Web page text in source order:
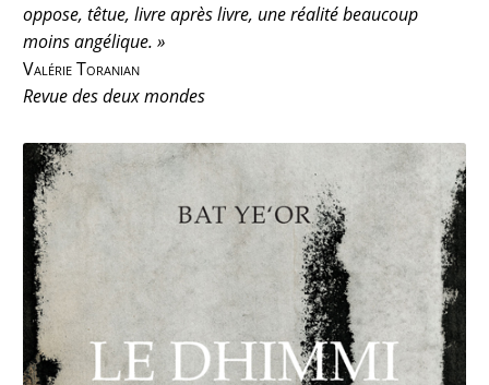
oppose, têtue, livre après livre, une réalité beaucoup
moins angélique. »
Valérie Toranian
Revue des deux mondes